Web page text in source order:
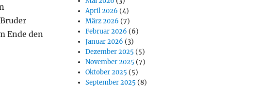
Ende den
April 2026 (4)
März 2026 (7)
Februar 2026 (6)
Januar 2026 (3)
Dezember 2025 (5)
November 2025 (7)
Oktober 2025 (5)
September 2025 (8)